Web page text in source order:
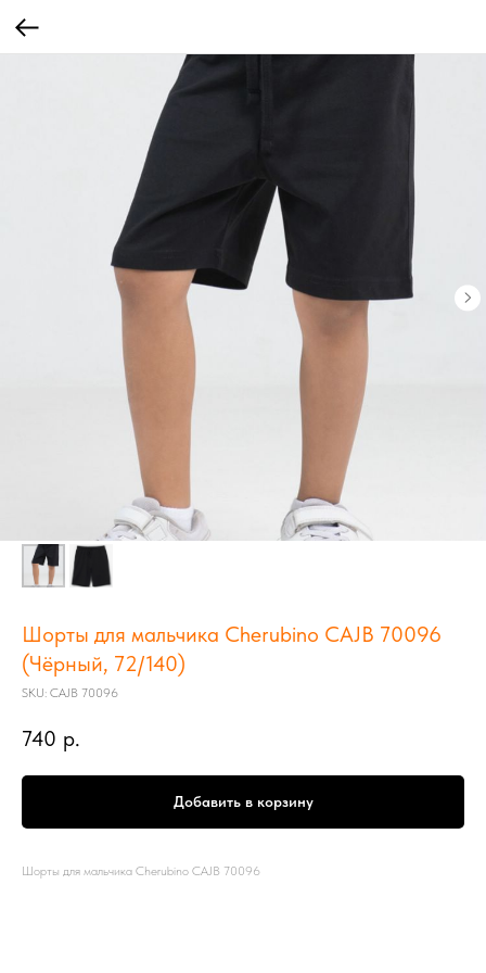
Шорты для мальчика Cherubino CAJB 70096
(Чёрный, 72/140)
SKU: CAJB 70096
740 р.
Добавить в корзину
Шорты для мальчика Cherubino CAJB 70096